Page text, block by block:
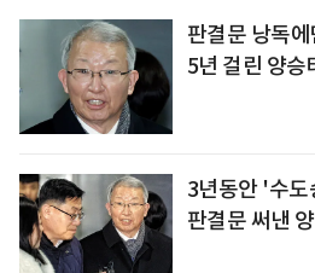
판결문 낭독
5년 걸린 양
3년동안 '수
판결문 써낸